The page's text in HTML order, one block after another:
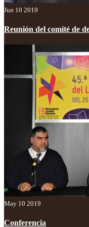
Jun 10 2019
Reunión del comité de
May 10 2019
Conferencia